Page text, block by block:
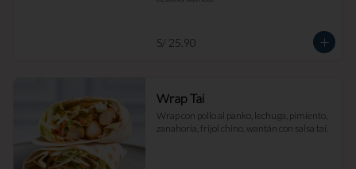
S/ 25.90
Wrap Tai
Wrap con pollo al panko, lechuga, pimiento,
zanahoria, frijol chino, wantán con salsa tai.